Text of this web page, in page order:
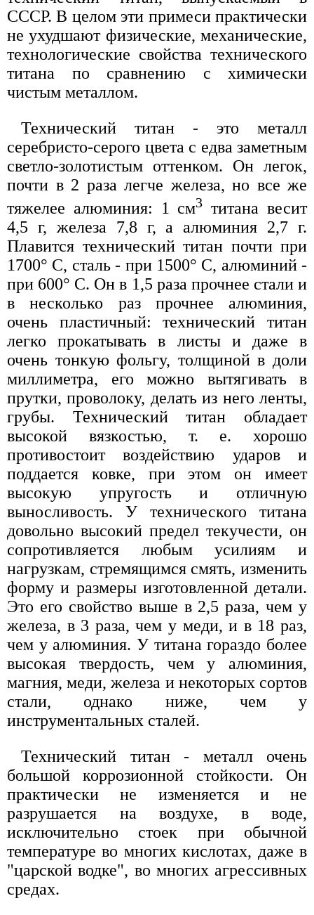
СССР. В целом эти примеси практически
не ухудшают физические, механические,
технологические свойства технического
титана по сравнению с химически
чистым металлом.
Технический титан - это металл
серебристо-серого цвета с едва заметным
светло-золотистым оттенком. Он легок,
почти в 2 раза легче железа, но все же
тяжелее алюминия: 1 см3 титана весит
4,5 г, железа 7,8 г, а алюминия 2,7 г.
Плавится технический титан почти при
1700° С, сталь - при 1500° С, алюминий -
при 600° С. Он в 1,5 раза прочнее стали и
в несколько раз прочнее алюминия,
очень пластичный: технический титан
легко прокатывать в листы и даже в
очень тонкую фольгу, толщиной в доли
миллиметра, его можно вытягивать в
прутки, проволоку, делать из него ленты,
грубы. Технический титан обладает
высокой вязкостью, т. е. хорошо
противостоит воздействию ударов и
поддается ковке, при этом он имеет
высокую упругость и отличную
выносливость. У технического титана
довольно высокий предел текучести, он
сопротивляется любым усилиям и
нагрузкам, стремящимся смять, изменить
форму и размеры изготовленной детали.
Это его свойство выше в 2,5 раза, чем у
железа, в 3 раза, чем у меди, и в 18 раз,
чем у алюминия. У титана гораздо более
высокая твердость, чем у алюминия,
магния, меди, железа и некоторых сортов
стали, однако ниже, чем у
инструментальных сталей.
Технический титан - металл очень
большой коррозионной стойкости. Он
практически не изменяется и не
разрушается на воздухе, в воде,
исключительно стоек при обычной
температуре во многих кислотах, даже в
"царской водке", во многих агрессивных
средах.